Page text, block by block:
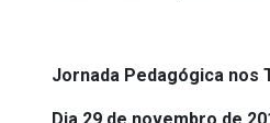
Jornada Pedagógica nos